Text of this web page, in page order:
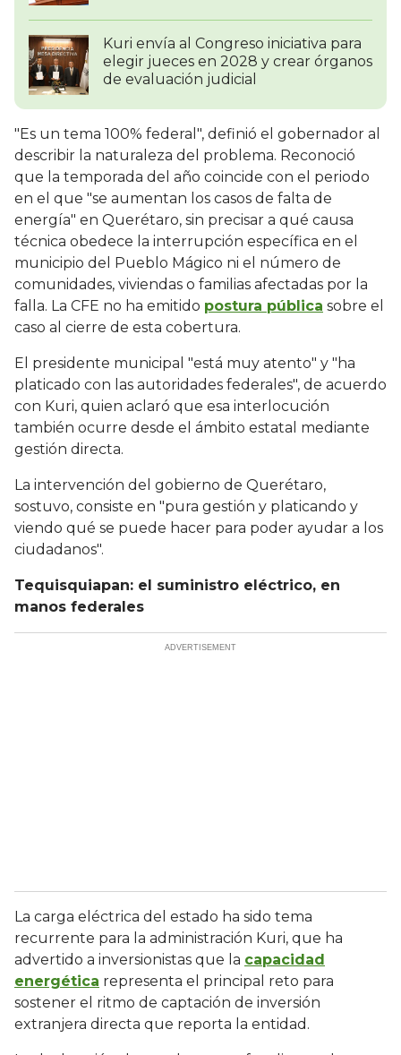
Kuri envía al Congreso iniciativa para
elegir jueces en 2028 y crear órganos
de evaluación judicial
"Es un tema 100% federal", definió el gobernador al
describir la naturaleza del problema. Reconoció
que la temporada del año coincide con el periodo
en el que "se aumentan los casos de falta de
energía" en Querétaro, sin precisar a qué causa
técnica obedece la interrupción específica en el
municipio del Pueblo Mágico ni el número de
comunidades, viviendas o familias afectadas por la
falla. La CFE no ha emitido postura pública sobre el
caso al cierre de esta cobertura.
El presidente municipal "está muy atento" y "ha
platicado con las autoridades federales", de acuerdo
con Kuri, quien aclaró que esa interlocución
también ocurre desde el ámbito estatal mediante
gestión directa.
La intervención del gobierno de Querétaro,
sostuvo, consiste en "pura gestión y platicando y
viendo qué se puede hacer para poder ayudar a los
ciudadanos".
Tequisquiapan: el suministro eléctrico, en
manos federales
La carga eléctrica del estado ha sido tema
recurrente para la administración Kuri, que ha
advertido a inversionistas que la capacidad
energética representa el principal reto para
sostener el ritmo de captación de inversión
extranjera directa que reporta la entidad.